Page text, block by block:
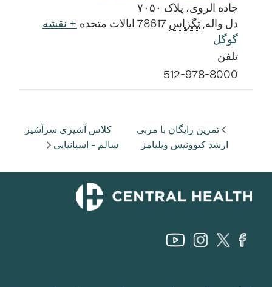
جاده الروی، پلاک ۷۰۵۰
دل واله, تگزاس 78617 ایالات متحده + نقشه
گوگل
تلفن
512-978-8000
تمرین رایگان با مربی
ارشد کیوونیس ویلیامز
کلاس آشپزی سرآشپز
سالم - اسپانیایی